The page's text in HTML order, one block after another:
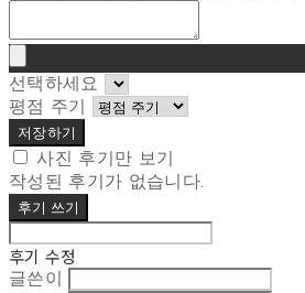
선택하세요
평점 주기
저장하기
사진 후기만 보기
작성된 후기가 없습니다.
후기 쓰기
후기 수정
글쓴이